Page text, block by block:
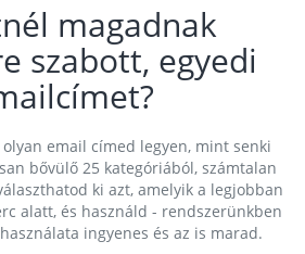
magadnak
szabott, egyedi
email címed legyen, mint senki
bővülő 25 kategóriából, számtalan
ki azt, amelyik a legjobban
alatt, és használd - rendszerünkben
ingyenes és az is marad.